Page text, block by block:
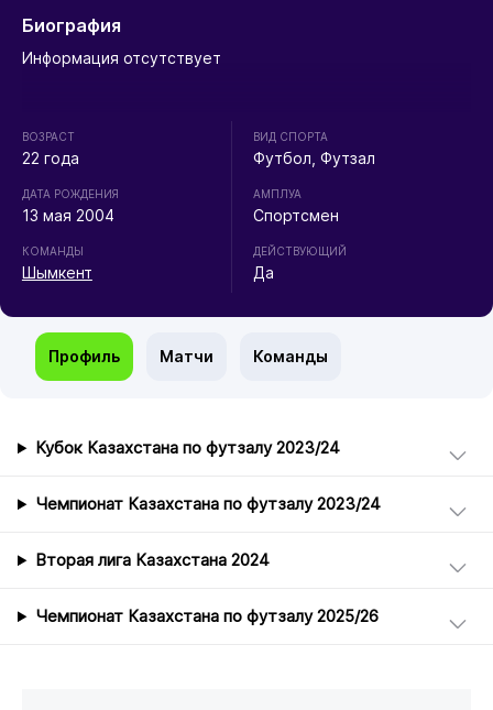
Биография
Информация отсутствует
ВОЗРАСТ
22 года
ДАТА РОЖДЕНИЯ
13 мая 2004
КОМАНДЫ
Шымкент
ВИД СПОРТА
Футбол, Футзал
АМПЛУА
Спортсмен
ДЕЙСТВУЮЩИЙ
Да
Профиль Матчи Команды
Кубок Казахстана по футзалу 2023/24
Чемпионат Казахстана по футзалу 2023/24
Вторая лига Казахстана 2024
Чемпионат Казахстана по футзалу 2025/26